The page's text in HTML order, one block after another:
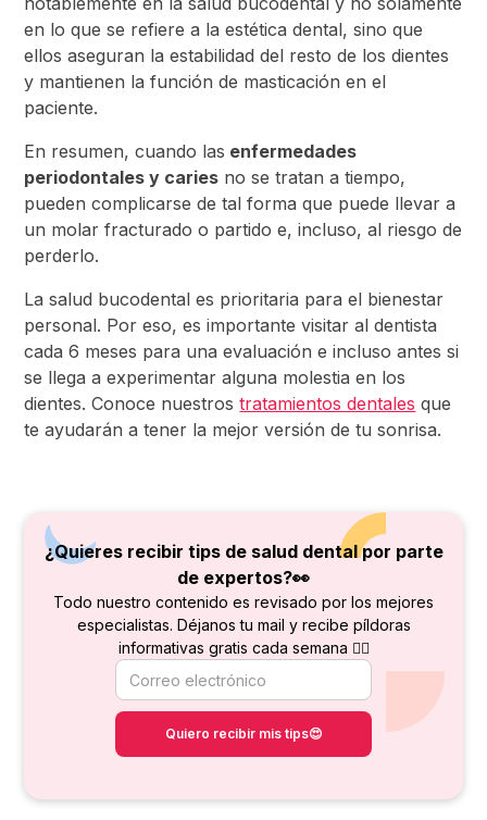
en lo que se refiere a la estética dental, sino que
ellos aseguran la estabilidad del resto de los dientes
y mantienen la función de masticación en el
paciente.
En resumen, cuando las enfermedades
periodontales y caries no se tratan a tiempo,
pueden complicarse de tal forma que puede llevar a
un molar fracturado o partido e, incluso, al riesgo de
perderlo.
La salud bucodental es prioritaria para el bienestar
personal. Por eso, es importante visitar al dentista
cada 6 meses para una evaluación e incluso antes si
se llega a experimentar alguna molestia en los
dientes. Conoce nuestrostratamientos dentales que
te ayudarán a tener la mejor versión de tu sonrisa.
¿Quieres recibir tips de salud dental por parte
de expertos?👀
Todo nuestro contenido es revisado por los mejores
especialistas. Déjanos tu mail y recibe píldoras
informativas gratis cada semana 👇🏻